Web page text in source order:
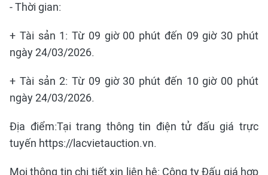
- Thời gian:
+ Tài sản 1: Từ 09 giờ 00 phút đến 09 giờ 30 phút
ngày 24/03/2026.
+ Tài sản 2: Từ 09 giờ 30 phút đến 10 giờ 00 phút
ngày 24/03/2026.
Địa điểm:Tại trang thông tin điện tử đấu giá trực
tuyến https://lacvietauction.vn.
Mọi thông tin chi tiết xin liên hệ: Công ty Đấu giá hợp